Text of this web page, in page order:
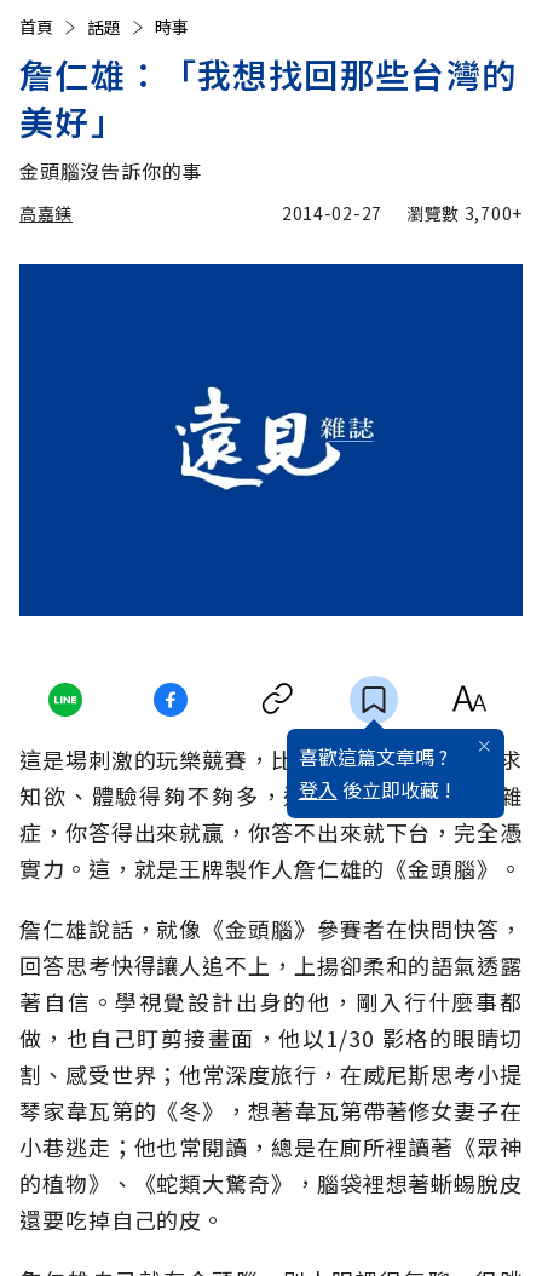
首頁 話題 時事
詹仁雄：「我想找回那些台灣的
美好」
金頭腦沒告訴你的事
高嘉鎂 2014-02-27 瀏覽數 3,700+
喜歡這篇文章嗎 ?
登入 後立即收藏 !
這是場刺激的玩樂競賽，比聰明，更比你有沒有求
知欲、體驗得夠不夠多，這堆奇奇怪怪的疑難雜
症，你答得出來就贏，你答不出來就下台，完全憑
實力。這，就是王牌製作人詹仁雄的《金頭腦》。
詹仁雄說話，就像《金頭腦》參賽者在快問快答，
回答思考快得讓人追不上，上揚卻柔和的語氣透露
著自信。學視覺設計出身的他，剛入行什麼事都
做，也自己盯剪接畫面，他以1/30 影格的眼睛切
割、感受世界；他常深度旅行，在威尼斯思考小提
琴家韋瓦第的《冬》，想著韋瓦第帶著修女妻子在
小巷逃走；他也常閱讀，總是在廁所裡讀著《眾神
的植物》、《蛇類大驚奇》，腦袋裡想著蜥蜴脫皮
還要吃掉自己的皮。